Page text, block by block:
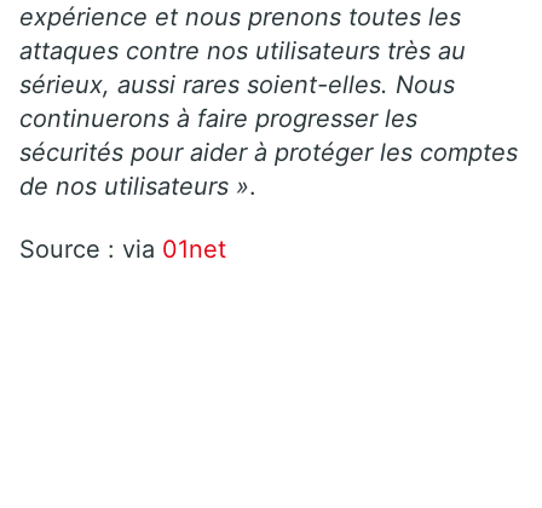
expérience et nous prenons toutes les
attaques contre nos utilisateurs très au
sérieux, aussi rares soient-elles. Nous
continuerons à faire progresser les
sécurités pour aider à protéger les comptes
de nos utilisateurs ».
Source : via 01net